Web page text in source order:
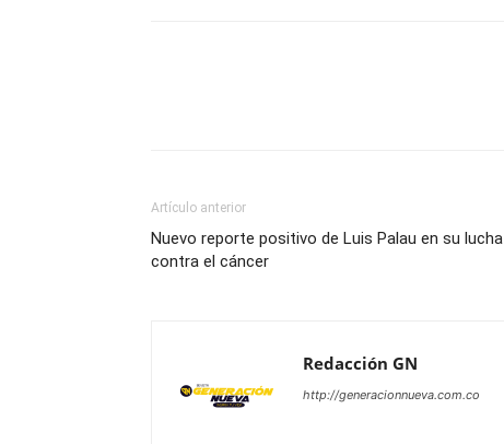
Artículo anterior
Nuevo reporte positivo de Luis Palau en su lucha
contra el cáncer
Redacción GN
http://generacionnueva.com.co